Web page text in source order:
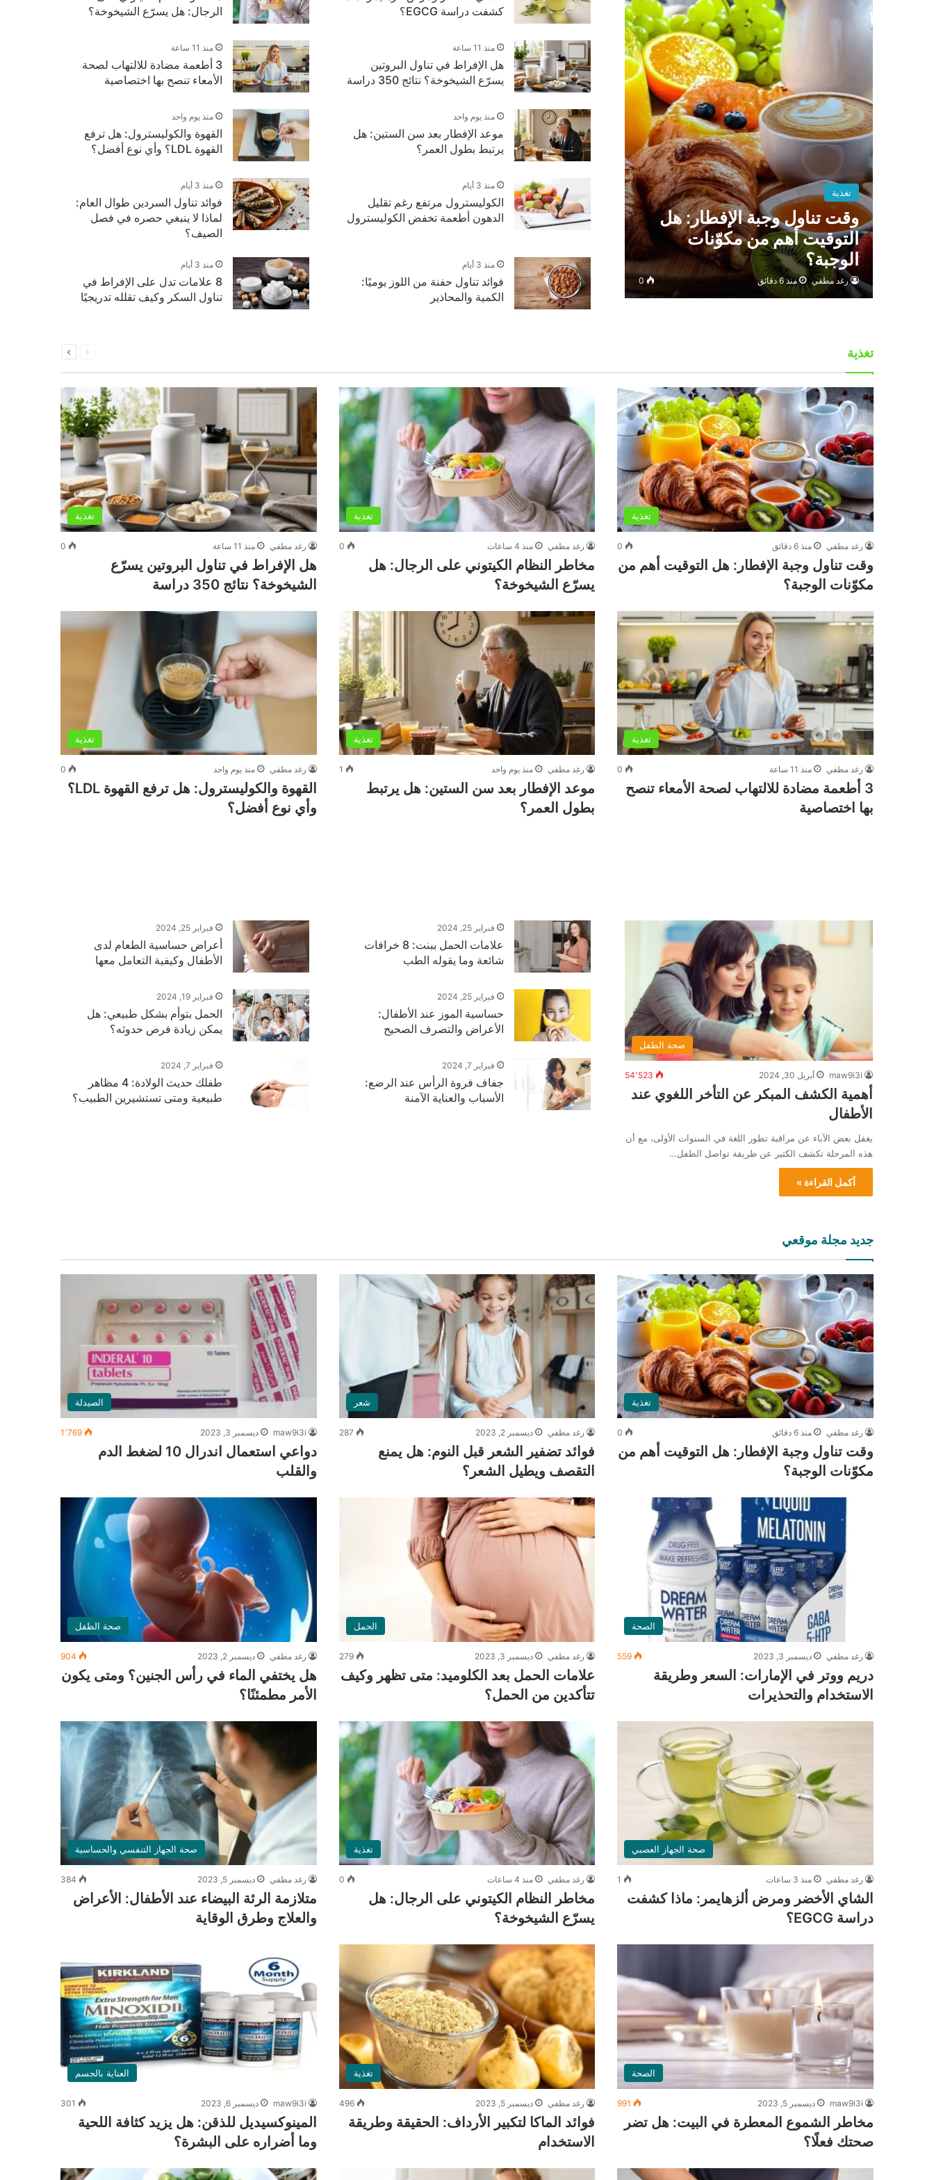
تغذية
وقت تناول وجبة الإفطار: هل
التوقيت أهم من مكوّنات
الوجبة؟
رغد مطفي منذ 6 دقائق 0
كشفت دراسة EGCG؟
الرجال: هل يسرّع الشيخوخة؟
منذ 11 ساعة
هل الإفراط في تناول البروتين
يسرّع الشيخوخة؟ نتائج 350 دراسة
منذ 11 ساعة
3 أطعمة مضادة للالتهاب لصحة
الأمعاء تنصح بها اختصاصية
منذ يوم واحد
موعد الإفطار بعد سن الستين: هل
يرتبط بطول العمر؟
منذ يوم واحد
القهوة والكوليسترول: هل ترفع
القهوة LDL؟ وأي نوع أفضل؟
منذ 3 أيام
الكوليسترول مرتفع رغم تقليل
الدهون أطعمة تخفض الكوليسترول
منذ 3 أيام
فوائد تناول السردين طوال العام:
لماذا لا ينبغي حصره في فصل
الصيف؟
منذ 3 أيام
فوائد تناول حفنة من اللوز يوميًا:
الكمية والمحاذير
منذ 3 أيام
8 علامات تدل على الإفراط في
تناول السكر وكيف تقلله تدريجيًا
تغذية الصفحةالصفحة
تغذية
رغد مطفي منذ 6 دقائق 0
وقت تناول وجبة الإفطار: هل التوقيت أهم من
مكوّنات الوجبة؟
تغذية
رغد مطفي منذ 4 ساعات 0
مخاطر النظام الكيتوني على الرجال: هل
يسرّع الشيخوخة؟
تغذية
رغد مطفي منذ 11 ساعة 0
هل الإفراط في تناول البروتين يسرّع
الشيخوخة؟ نتائج 350 دراسة
تغذية
رغد مطفي منذ 11 ساعة 0
3 أطعمة مضادة للالتهاب لصحة الأمعاء تنصح
بها اختصاصية
تغذية
رغد مطفي منذ يوم واحد 1
موعد الإفطار بعد سن الستين: هل يرتبط
بطول العمر؟
تغذية
رغد مطفي منذ يوم واحد 0
القهوة والكوليسترول: هل ترفع القهوة LDL؟
وأي نوع أفضل؟
صحة الطفل
maw9i3i أبريل 30, 2024 54٬523
أهمية الكشف المبكر عن التأخر اللغوي عند
الأطفال
يغفل بعض الآباء عن مراقبة تطور اللغة في السنوات الأولى، مع أن
هذه المرحلة تكشف الكثير عن طريقة تواصل الطفل…
أكمل القراءة »
فبراير 25, 2024
علامات الحمل ببنت: 8 خرافات
شائعة وما يقوله الطب
فبراير 25, 2024
أعراض حساسية الطعام لدى
الأطفال وكيفية التعامل معها
فبراير 25, 2024
حساسية الموز عند الأطفال:
الأعراض والتصرف الصحيح
فبراير 19, 2024
الحمل بتوأم بشكل طبيعي: هل
يمكن زيادة فرص حدوثه؟
فبراير 7, 2024
جفاف فروة الرأس عند الرضع:
الأسباب والعناية الآمنة
فبراير 7, 2024
طفلك حديث الولادة: 4 مظاهر
طبيعية ومتى تستشيرين الطبيب؟
جديد مجلة موقعي
تغذية
رغد مطفي منذ 6 دقائق 0
وقت تناول وجبة الإفطار: هل التوقيت أهم من
مكوّنات الوجبة؟
شعر
رغد مطفي ديسمبر 2, 2023 287
فوائد تضفير الشعر قبل النوم: هل يمنع
التقصف ويطيل الشعر؟
الصيدلة
maw9i3i ديسمبر 3, 2023 1٬769
دواعي استعمال اندرال 10 لضغط الدم
والقلب
الصحة
رغد مطفي ديسمبر 3, 2023 559
دريم ووتر في الإمارات: السعر وطريقة
الاستخدام والتحذيرات
الحمل
رغد مطفي ديسمبر 3, 2023 279
علامات الحمل بعد الكلوميد: متى تظهر وكيف
تتأكدين من الحمل؟
صحة الطفل
رغد مطفي ديسمبر 2, 2023 904
هل يختفي الماء في رأس الجنين؟ ومتى يكون
الأمر مطمئنًا؟
صحة الجهاز العصبي
رغد مطفي منذ 3 ساعات 1
الشاي الأخضر ومرض ألزهايمر: ماذا كشفت
دراسة EGCG؟
تغذية
رغد مطفي منذ 4 ساعات 0
مخاطر النظام الكيتوني على الرجال: هل
يسرّع الشيخوخة؟
صحة الجهاز التنفسي والحساسية
رغد مطفي ديسمبر 5, 2023 384
متلازمة الرئة البيضاء عند الأطفال: الأعراض
والعلاج وطرق الوقاية
الصحة
maw9i3i ديسمبر 5, 2023 991
مخاطر الشموع المعطرة في البيت: هل تضر
صحتك فعلًا؟
تغذية
رغد مطفي ديسمبر 5, 2023 496
فوائد الماكا لتكبير الأرداف: الحقيقة وطريقة
الاستخدام
العناية بالجسم
maw9i3i ديسمبر 6, 2023 301
المينوكسيديل للذقن: هل يزيد كثافة اللحية
وما أضراره على البشرة؟